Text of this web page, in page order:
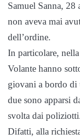
Samuel Sanna,
non aveva mai
dell’ordine.
In particolare,
Volante hanno
giovani a bordo di
due sono apparsi
svolta dai
Difatti, alla